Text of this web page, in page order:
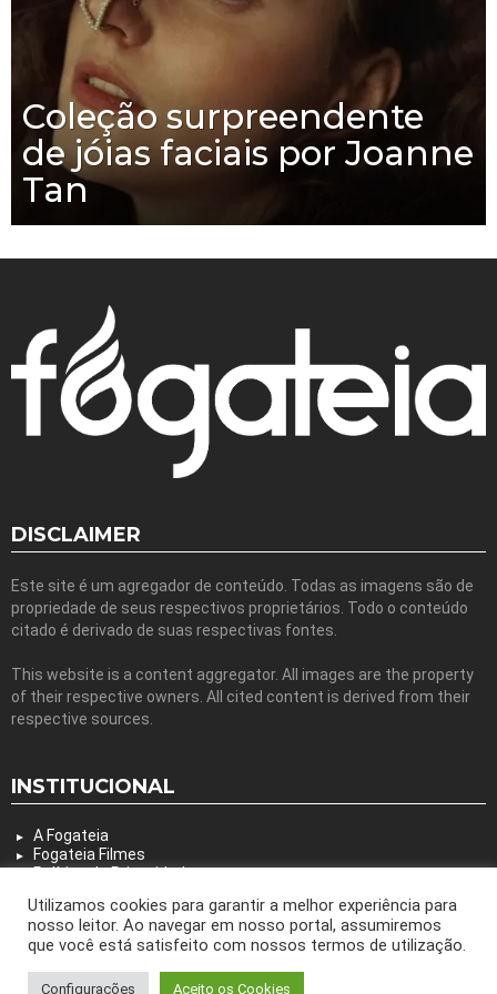
Coleção surpreendente
de jóias faciais por Joanne
Tan
DISCLAIMER
Este site é um agregador de conteúdo. Todas as imagens são de
propriedade de seus respectivos proprietários. Todo o conteúdo
citado é derivado de suas respectivas fontes.
This website is a content aggregator. All images are the property
of their respective owners. All cited content is derived from their
respective sources.
INSTITUCIONAL
A Fogateia
Fogateia Filmes
Política de Privacidade
© 2026 by bring the pixel. Remember to change this
Utilizamos cookies para garantir a melhor experiência para
nosso leitor. Ao navegar em nosso portal, assumiremos
que você está satisfeito com nossos termos de utilização.
Configurações Aceito os Cookies